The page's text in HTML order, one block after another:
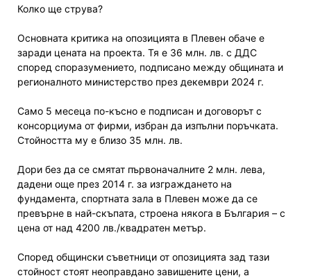
Колко ще струва?
Основната критика на опозицията в Плевен обаче е
заради цената на проекта. Тя е 36 млн. лв. с ДДС
според споразумението, подписано между общината и
регионалното министерство през декември 2024 г.
Само 5 месеца по-късно е подписан и договорът с
консорциума от фирми, избран да изпълни поръчката.
Стойността му е близо 35 млн. лв.
Дори без да се смятат първоначалните 2 млн. лева,
дадени още през 2014 г. за изграждането на
фундамента, спортната зала в Плевен може да се
превърне в най-скъпата, строена някога в България – с
цена от над 4200 лв./квадратен метър.
Според общински съветници от опозицията зад тази
стойност стоят неоправдано завишените цени, а